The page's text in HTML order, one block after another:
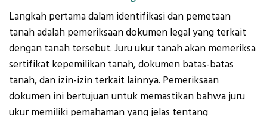
Langkah pertama dalam identifikasi dan pemetaan
tanah adalah pemeriksaan dokumen legal yang terkait
dengan tanah tersebut. Juru ukur tanah akan memeriksa
sertifikat kepemilikan tanah, dokumen batas-batas
tanah, dan izin-izin terkait lainnya. Pemeriksaan
dokumen ini bertujuan untuk memastikan bahwa juru
ukur memiliki pemahaman yang jelas tentang